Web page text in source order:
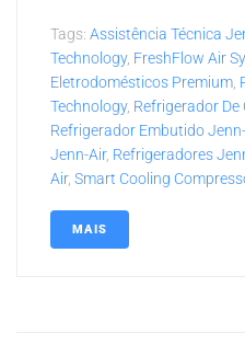
Tags: Assistência Técnica
Technology, FreshFlow Air
Eletrodomésticos Premium
Technology, Refrigerador De
Refrigerador Embutido
Jenn-Air, Refrigeradores
Air, Smart Cooling
MAIS